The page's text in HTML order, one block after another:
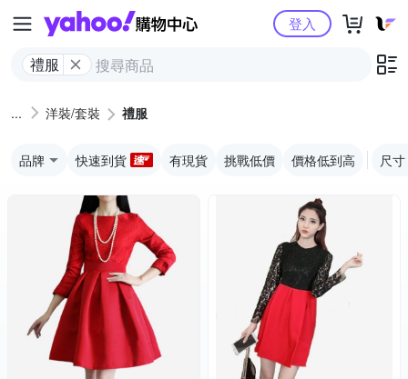
Yahoo購物中心
禮服
登入
洋裝/套裝 禮服
品牌 快速到貨 有現貨 挑戰低價 價格低到高 尺寸